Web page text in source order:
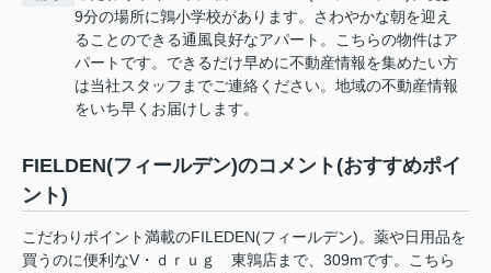
9分の場所に鶉小学校があります。さわやかな朝を迎え
ることのできる通風良好なアパート。こちらの物件はア
パートです。できるだけ早めに不動産情報を集めたい方
は当社スタッフまでご連絡ください。地域の不動産情報
をいち早くお届けします。
FIELDEN(フィールデン)のコメント(おすすめポイ
ント)
こだわりポイント満載のFILEDEN(フィールデン)。薬や日用品を
買うのに便利なV・ｄｒｕｇ 東鶉店まで、309mです。こちら